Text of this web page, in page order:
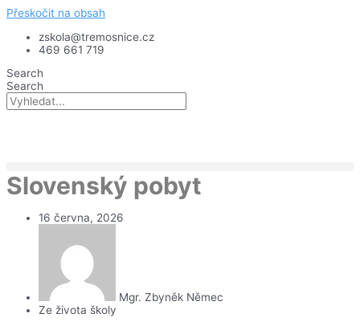
Přeskočit na obsah
zskola@tremosnice.cz
469 661 719
Search
Search
Slovenský pobyt
16 června, 2026
Mgr. Zbyněk Němec
Ze života školy